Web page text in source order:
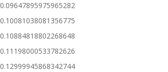
0.09647895975965282
0.10081038081356775
0.10884818802268648
0.11198000533782626
0.12999945868342744